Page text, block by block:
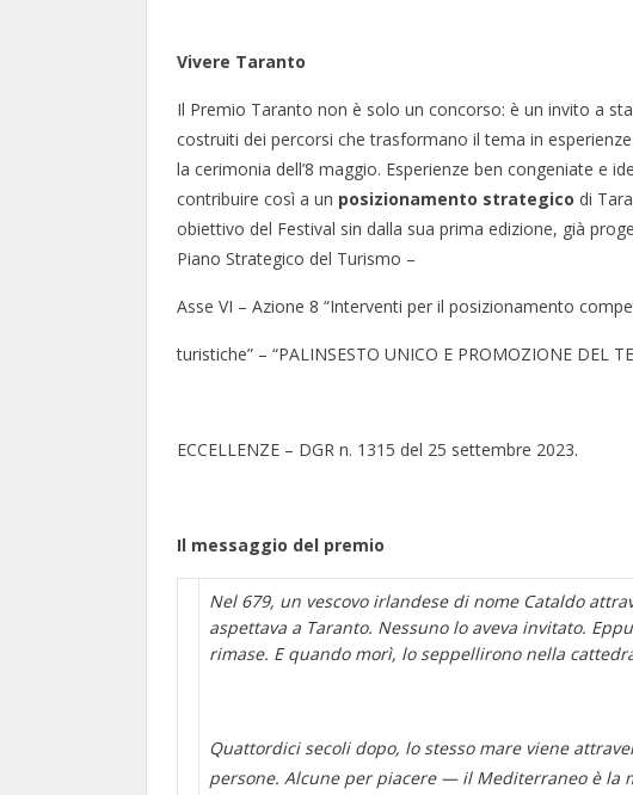
Vivere Taranto
Il Premio Taranto non è solo un concorso: è un invito a
costruiti dei percorsi che trasformano il tema in
la cerimonia dell’8 maggio. Esperienze ben congeniate e
contribuire così a un posizionamento strategico di
obiettivo del Festival sin dalla sua prima edizione, già
Piano Strategico del Turismo –
Asse VI – Azione 8 “Interventi per il posizionamento
turistiche” – “PALINSESTO UNICO E PROMOZIONE DEL
ECCELLENZE – DGR n. 1315 del 25 settembre 2023.
Il messaggio del premio
Nel 679, un vescovo irlandese di nome Cataldo
aspettava a Taranto. Nessuno lo aveva invitato.
rimase. E quando morì, lo seppellirono nella
Quattordici secoli dopo, lo stesso mare viene
persone. Alcune per piacere — il Mediterraneo è la